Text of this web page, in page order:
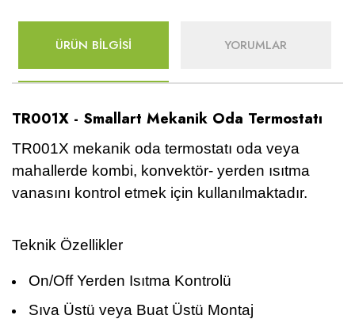
ÜRÜN BİLGİSİ YORUMLAR
TR001X - Smallart Mekanik Oda Termostatı
TR001X mekanik oda termostatı oda veya
mahallerde kombi, konvektör- yerden ısıtma
vanasını kontrol etmek için kullanılmaktadır.
Teknik Özellikler
On/Off Yerden Isıtma Kontrolü
Sıva Üstü veya Buat Üstü Montaj